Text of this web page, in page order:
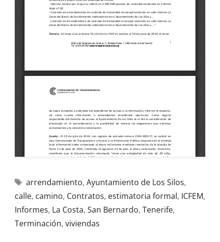
arrendamiento, Ayuntamiento de Los Silos,
calle, camino, Contratos, estimatoria formal, ICFEM,
Informes, La Costa, San Bernardo, Tenerife,
Terminación, viviendas